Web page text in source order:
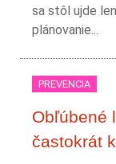
sa stôl ujde
plánovanie...
PREVENCIA
Obľúbené
častokrát